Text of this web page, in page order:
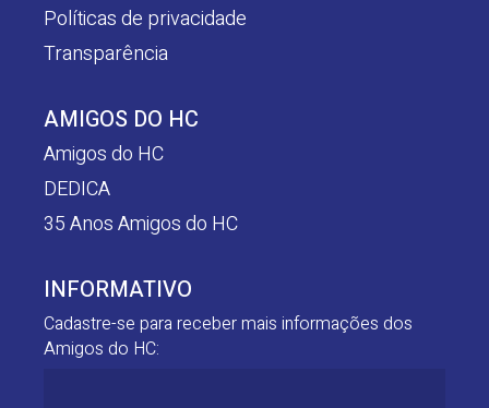
Políticas de privacidade
Transparência
AMIGOS DO HC
Amigos do HC
DEDICA
35 Anos Amigos do HC
INFORMATIVO
Cadastre-se para receber mais informações dos
Amigos do HC: